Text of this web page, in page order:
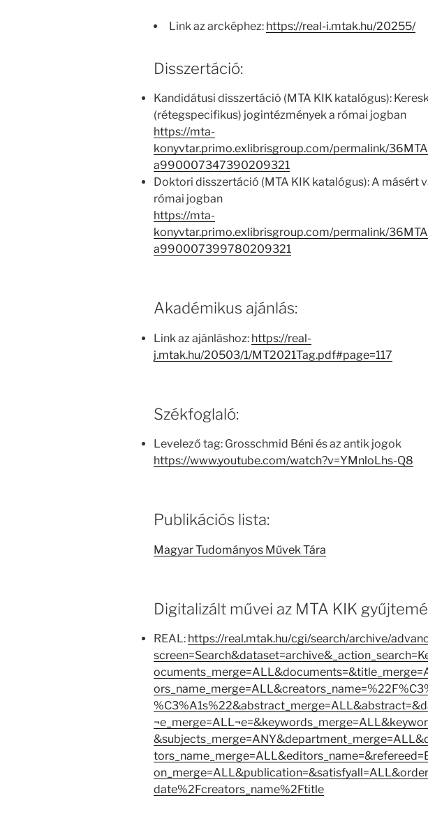
Link az arcképhez: https://real-i.mtak.hu/20255/
Disszertáció:
Kandidátusi disszertáció (MTA KIK katalógus):
(rétegspecifikus) jogintézmények a római jogban
https://mta-
konyvtar.primo.exlibrisgroup.com/permalink/
a990007347390209321
Doktori disszertáció (MTA KIK katalógus): A másért
római jogban
https://mta-
konyvtar.primo.exlibrisgroup.com/permalink/
a990007399780209321
Akadémikus ajánlás:
Link az ajánláshoz: https://real-
j.mtak.hu/20503/1/MT2021Tag.pdf#page=117
Székfoglaló:
Levelező tag: Grosschmid Béni és az antik jogok
https://www.youtube.com/watch?v=YMnloLhs-Q8
Publikációs lista:
Magyar Tudományos Művek Tára
Digitalizált művei az MTA KIK
REAL: https://real.mtak.hu/cgi/search/archive/
date%2Fcreators_name%2Ftitle